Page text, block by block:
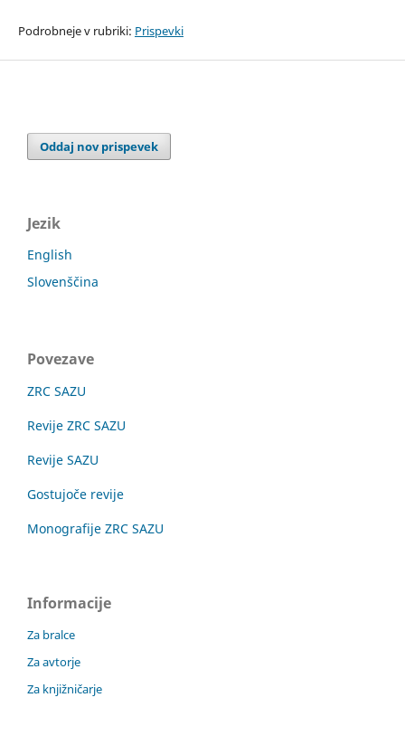
Podrobneje v rubriki: Prispevki
Oddaj nov prispevek
Jezik
English
Slovenščina
Povezave
ZRC SAZU
Revije ZRC SAZU
Revije SAZU
Gostujoče revije
Monografije ZRC SAZU
Informacije
Za bralce
Za avtorje
Za knjižničarje